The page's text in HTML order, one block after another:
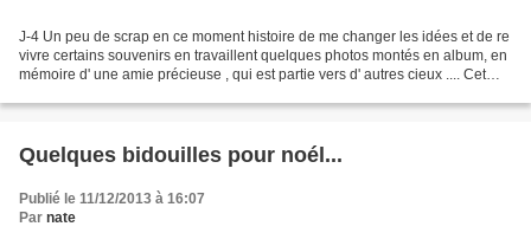
J-4 Un peu de scrap en ce moment histoire de me changer les idées et de re
vivre certains souvenirs en travaillent quelques photos montés en album, en
mémoire d' une amie précieuse , qui est partie vers d' autres cieux .... Cet
Quelques bidouilles pour noél...
Publié le 11/12/2013 à 16:07
Par nate